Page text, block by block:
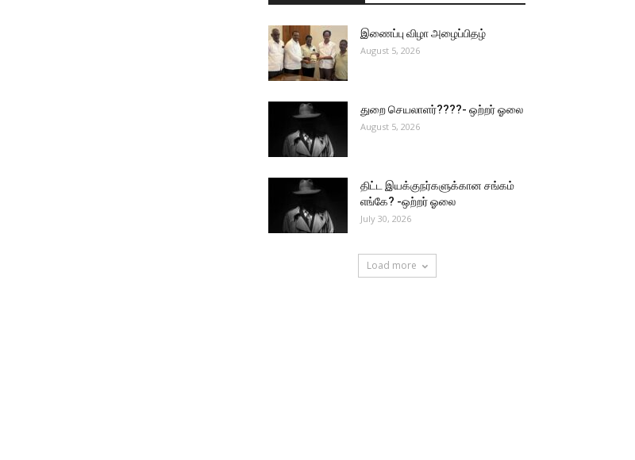
இணைப்பு விழா அழைப்பிதழ்
August 5, 2026
துறை செயலாளர்????- ஒற்றர் ஓலை
August 5, 2026
திட்ட இயக்குநர்களுக்கான சங்கம்
எங்கே? -ஒற்றர் ஓலை
July 30, 2026
Load more